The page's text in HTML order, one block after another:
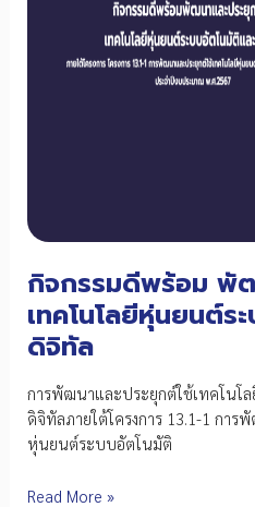
กิจกรรมดีพร้อม พั
เทคโนโลยีหุ่นยนต์ร
ดิจิทัล
การพัฒนาและประยุกต์ใช้เทคโน
ดิจิทัลภายใต้โครงการ 13.1-1 การ
หุ่นยนต์ระบบอัตโนมัติ
กิจกรรม
Read More »